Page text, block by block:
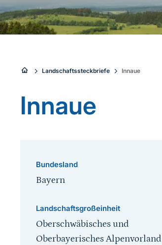
Sie
sind
hier:
Landschaftssteckbriefe Innaue
Innaue
Bundesland
Bayern
Landschaftsgroßeinheit
Oberschwäbisches und
Oberbayerisches Alpenvorland